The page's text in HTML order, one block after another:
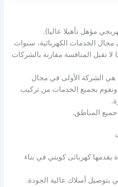
مؤهل تأهيلا عاليا}.
مجال الخدمات الكهربائية، سنوات
لا تقبل المنافسة مقارنة بالشركات
هي الشركة الأولى في مجال
ونقوم بجميع الخدمات من تركيب
المناطق.
يقدمها كهربائى كويتي في بناء
بتوصيل أسلاك عالية الجودة.